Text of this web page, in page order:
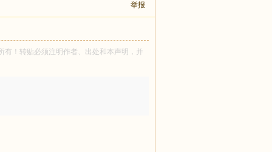
举报
！转贴必须注明作者、出处和本声明，并